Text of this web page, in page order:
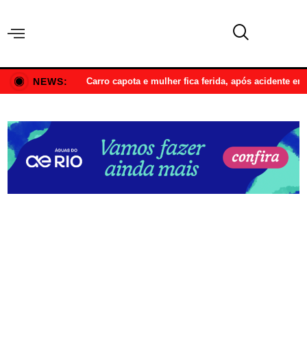
NEWS: Carro capota e mulher fica ferida, após acidente